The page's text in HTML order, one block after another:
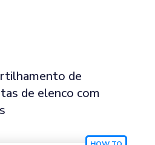
de
de elenco com